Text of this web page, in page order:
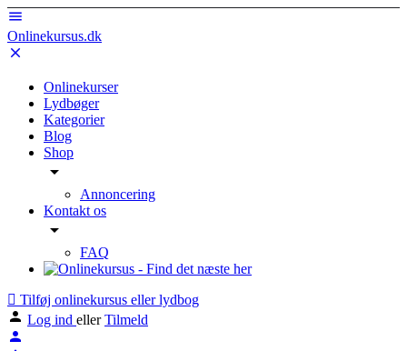
Onlinekursus.dk
Onlinekurser
Lydbøger
Kategorier
Blog
Shop
Annoncering
Kontakt os
FAQ
Tilføj onlinekursus eller lydbog
Log ind eller Tilmeld